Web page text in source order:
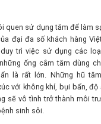
quen sử dụng tăm để làm
đại đa số khách hàng Việt
trì việc sử dụng các
ống cắm tăm dùng
là rất lớn. Những hũ
với không khí, bụi bẩn, độ
sẽ vô tình trở thành môi
sinh sôi.